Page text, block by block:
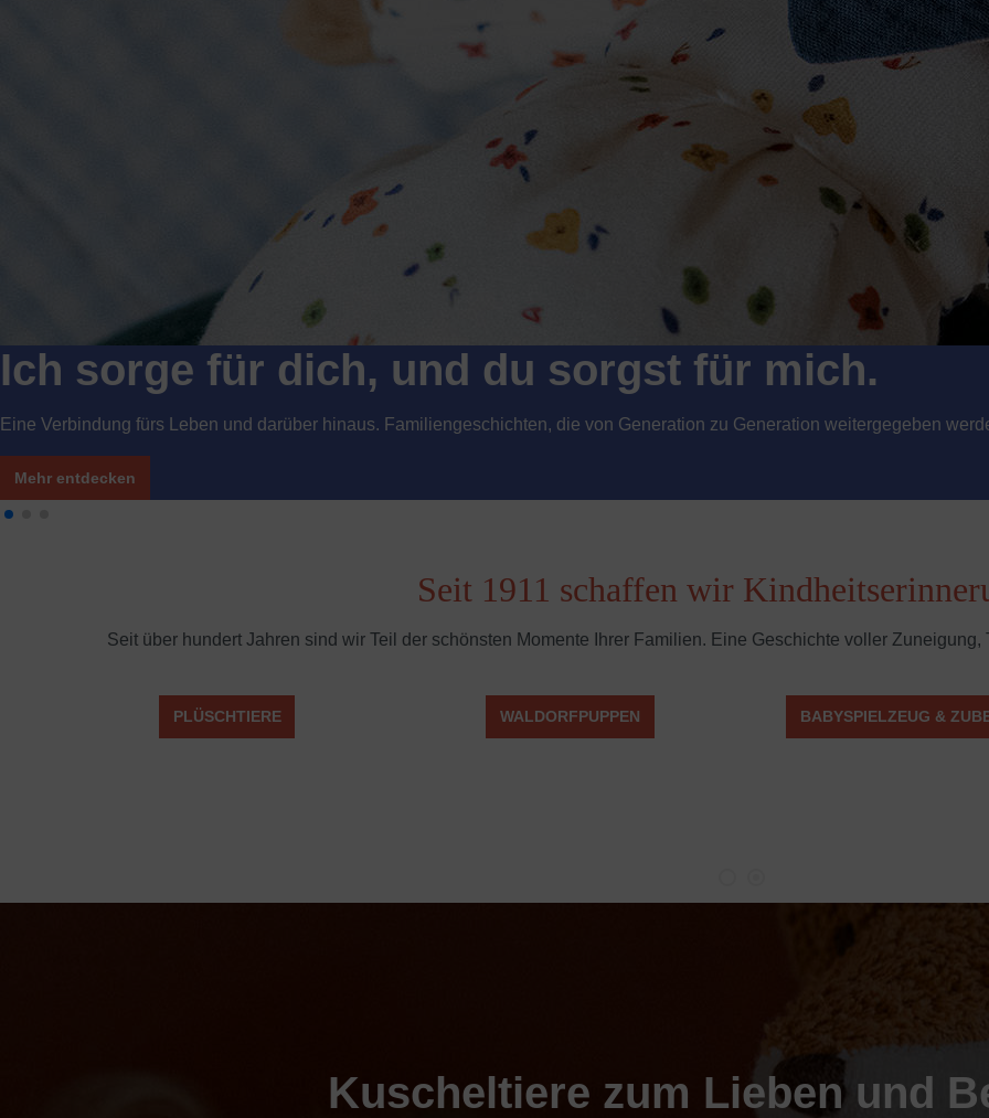
Ich sorge für dich, und du sorgst für mich.
Eine Verbindung fürs Leben und darüber hinaus. Familiengeschichten, die von Generation zu Generation weitergegeben
Mehr entdecken
Seit 1911 schaffen wir
Seit über hundert Jahren sind wir Teil der schönsten Momente Ihrer Familien. Eine Geschichte voller
Slider überspringen
PLÜSCHTIERE WALDORFPUPPEN BABYSPIELZEUG &
Kuscheltiere zum Lieben und